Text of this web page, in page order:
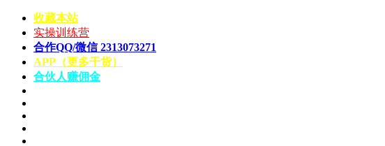
收藏本站
实操训练营
合作QQ/微信 2313073271
APP（更多干货）
合伙人赚佣金